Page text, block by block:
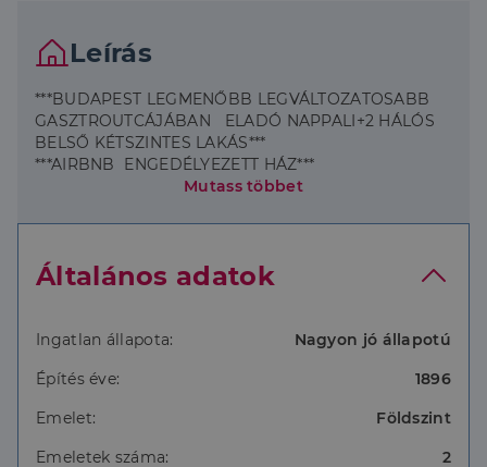
Leírás
***BUDAPEST LEGMENŐBB LEGVÁLTOZATOSABB
GASZTROUTCÁJÁBAN ELADÓ NAPPALI+2 HÁLÓS
BELSŐ KÉTSZINTES LAKÁS***
***AIRBNB ENGEDÉLYEZETT HÁZ***
lehetőséget kíváló lokációban? Budapest
m2-es lakást! A környék híres a pezsgő kulturális
kávézó található itt.
Ennek köszönhetően rendkívül népszerű a turisták
körében is, ami kiváló lehetőséget biztosít a rövid
Mutass többet
Általános adatok
Ingatlan állapota:
Nagyon jó állapotú
Építés éve:
1896
Emelet:
Földszint
Emeletek száma:
2